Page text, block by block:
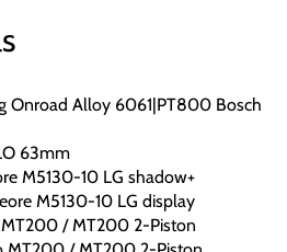
Onroad Alloy 6061|PT800 Bosch
63mm
M5130-10 LG shadow+
M5130-10 LG display
/ MT200 2-Piston